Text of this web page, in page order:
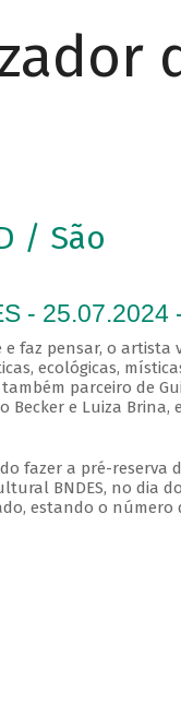
/ São
- 25.07.2024
faz pensar, o artista
ecológicas,
parceiro de
Becker e Luiza
fazer a pré-
BNDES, no dia
estando o